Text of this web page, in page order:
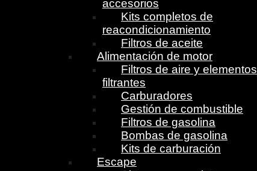
accesorios
Kits completos de
reacondicionamiento
Filtros de aceite
Alimentación de motor
Filtros de aire y elementos
filtrantes
Carburadores
Gestión de combustible
Filtros de gasolina
Bombas de gasolina
Kits de carburación
Escape